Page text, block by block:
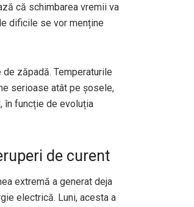
că schimbarea vremii va
dificile se vor menține
zăpadă. Temperaturile
serioase atât pe șosele,
în funcție de evoluția
de curent
extremă a generat deja
electrică. Luni, acesta a